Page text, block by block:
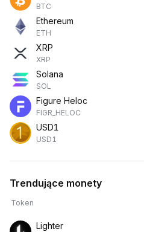
BTC
Ethereum
ETH
XRP
XRP
Solana
SOL
Figure Heloc
FIGR_HELOC
USD1
USD1
Trendujące monety
Token
Lighter